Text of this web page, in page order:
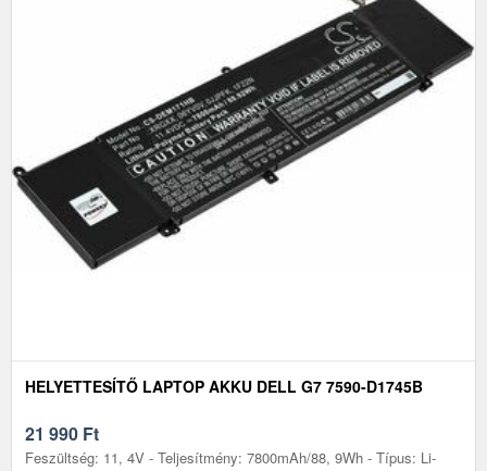
HELYETTESÍTŐ LAPTOP AKKU DELL G7 7590-D1745B
21 990 Ft
Feszültség: 11, 4V - Teljesítmény: 7800mAh/88, 9Wh - Típus: Li-